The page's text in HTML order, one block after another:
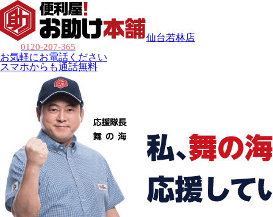
仙台若林店
0120-207-365
お気軽にお電話ください
スマホからも通話無料